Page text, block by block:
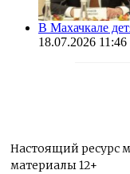
В Махачкале
18.07.2026 11:46
Настоящий ресурс
материалы 12+